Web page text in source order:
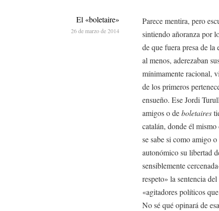
Parece mentira, pero
sintiendo añoranza por
de que fuera presa de
al menos, aderezaban
mínimamente racional,
de los primeros
ensueño. Ese Jordi
amigos o deboletaires
catalán, donde él
se sabe si como amigo
autonómico su libertad
sensiblemente
respeto» la sentencia
«agitadores políticos
No sé qué opinará de
El «boletaire»
26 de marzo de 2014